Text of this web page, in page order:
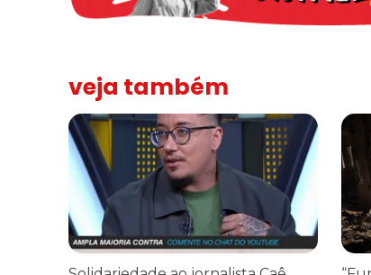
veja também
Solidariedade ao jornalista Caê Vasconcelos e